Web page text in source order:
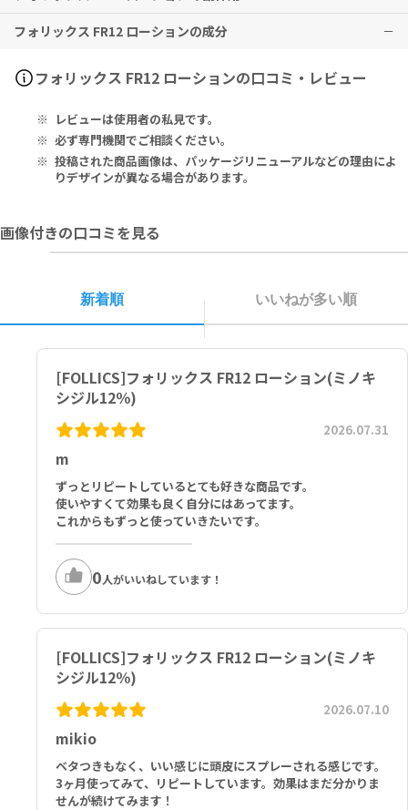
※本剤は、日本国内で適応がないため、使用前に必ず医師・歯科医
肌に異常があらわれた場合は、使用を中止してください。
繰り返し押してください。
事前にボトルをよく振り、水平な場所に立てた状態でご使用くださ
寒冷地等で低温保管されていた場合、中身が出にくい場合がありま
す。その際は室温に戻してお使いください。または、ボトルを立てた
状態で40℃以下の温度で湯煎するなど、内容液を溶かしてからのご利
用をお試しください。
本剤は外用としてのみお使いください。
用法・用量の範囲より多量に使用しても、あるいは頻繁に使用しても
効果は上がりません。定められた用法・用量を厳守してください。
目に入らないように注意してください。万一、目に入った場合には、
すぐに水又はぬるま湯で洗ってください。なお、症状が重い場合には
眼科医の診療を受けてください。
本剤は、火の気のない涼しい場所に保管してください。（20～2
子供の手の届かない場所に保管してください。
と徐々に元に戻ります。本剤は壮年性脱毛症の原因を取り除くもので
はありません。
胸痛や動悸が生じた場合は本剤の使用を中止し、医師の診察を速やか
にお受けください。
本剤は変色する場合がありますが、品質や効果に影響はありません。
お使いになる方の髪質や１ヵ所への集中塗布などにより、ごわつき感
が出たり、くし通りが悪くなったり、部分的に成分が白く粉状（結晶
化）となって髪に残ることがあります。
■以下の方は本剤を使用しないでください。
本剤又は本剤の成分によりアレルギー症状を起こしたことがある方
心疾患のある方
高血圧または低血圧の方、あるいは降圧薬を使用中の方
壮年性脱毛症以外の脱毛症（例えば、円形脱毛症、甲状腺疾患による
脱毛等）の方、あるいは原因のわからない脱毛症の方
脱毛が急激であったり、髪が斑状に抜けている方
きず、湿疹あるいは炎症（発赤）等がある頭皮の方
他の育毛剤及び外用剤（軟膏、液剤等）を使用中の方
18歳未満の方（※本剤の使用対象年齢は国によって異なります）
皮膚（頭皮の発疹・発赤、かゆみ、かぶれ、ふけ、使用部位の熱感な
精神神経系（頭痛、気が遠くなる、めまい）
循環器（胸の痛み、心拍が速くなる）
などの症状が現れる場合があります。
その他、なにか異変を感じた際は速やかに医師の診察をお受けくださ
い。
フォリックス FR12 ローションの成分
12% Minoxidil USP, Finasteride, Alfatradiol, Adenosine, Folli
cusan Blend
Ingredients: Deionized Water, Ethanol SDA 40B 190 Proof, Pr
opanediol, Minoxidil USP, Lactic Acid, Diisopropyl Adipate, P
henoxyethanol, Caprylyl Glycol, Adenosine, Alcohol Denat.,
Panthenyl Ethyl Ether, Inositol, Milk Protein, Lactose, Acetyl
ne, Mentha Piperita (Peppermint) Oil, Alfatradiol, Sodium M
ethabisulfite, Finasteride USP, Myristoyl Pentapeptide 17,
ミノキシジル 米国薬局方 12％、フィナステリド、アルファトラジオ
ール、アデノシン、Follicusanブレンド
原材料：純水、変性アルコール（ターシャリー-ブチルアルコール
5％）、プロパンジオール、ミノキシジル 米国薬局方、乳酸、アジピ
ル、アデノシン、変性アルコール、パンテニルエチル、イノシトー
クエン酸Ｎａ、クエン酸、酢酸トコフェロール、メントールクリスタ
ル、ジブチルヒドロキシトルエン、セイヨウハッカ油、アルファトラ
ジオール、ピロ亜硫酸Ｎａ、フィナステリド 米国薬局方、ミリストイ
ルペンタペプチド-17、アゼライン酸、レチノールリポソーム、トリ
ペプチド－１銅、ポリソルベート８０、ＴＥＡ
フォリックス FR12 ローションの口コミ・レビュー
レビューは使用者の私見です。
必ず専門機関でご相談ください。
投稿された商品画像は、パッケージリニューアルなどの理由によ
りデザインが異なる場合があります。
画像付きの口コミを見る
新着順 いいねが多い順
[FOLLICS]フォリックス FR12 ローション(ミノキ
シジル12％)
m
2026.07.31
ずっとリピートしているとても好きな商品です。
使いやすくて効果も良く自分にはあってます。
これからもずっと使っていきたいです。
0人がいいねしています！
[FOLLICS]フォリックス FR12 ローション(ミノキ
シジル12％)
mikio
2026.07.10
ベタつきもなく、いい感じに頭皮にスプレーされる感じです。
3ヶ月使ってみて、リピートしています。効果はまだ分かりま
せんが続けてみます！